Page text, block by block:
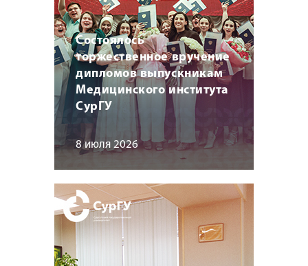
Состоялось
торжественное вручение
дипломов выпускникам
Медицинского института
СурГУ
8 июля 2026